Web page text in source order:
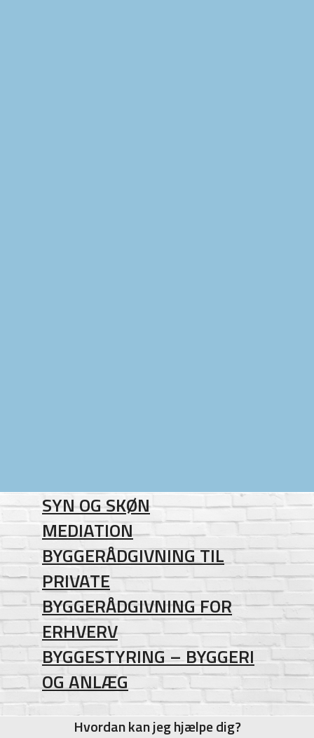
SYN OG SKØN
MEDIATION
BYGGERÅDGIVNING TIL
PRIVATE
BYGGERÅDGIVNING FOR
ERHVERV
BYGGESTYRING – BYGGERI
OG ANLÆG
Hvordan kan jeg hjælpe dig?